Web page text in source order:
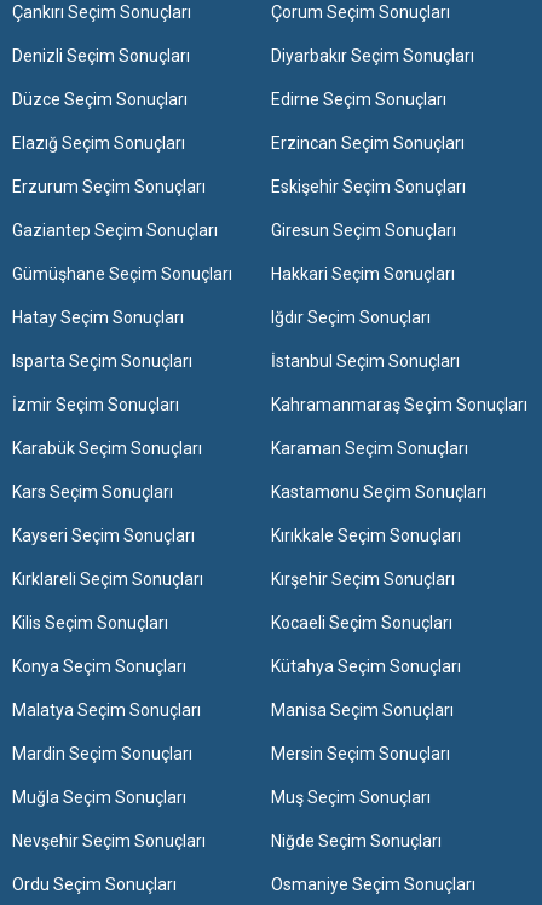
Çankırı Seçim Sonuçları Çorum Seçim Sonuçları
Denizli Seçim Sonuçları Diyarbakır Seçim Sonuçları
Düzce Seçim Sonuçları Edirne Seçim Sonuçları
Elazığ Seçim Sonuçları Erzincan Seçim Sonuçları
Erzurum Seçim Sonuçları Eskişehir Seçim Sonuçları
Gaziantep Seçim Sonuçları Giresun Seçim Sonuçları
Gümüşhane Seçim Sonuçları Hakkari Seçim Sonuçları
Hatay Seçim Sonuçları Iğdır Seçim Sonuçları
Isparta Seçim Sonuçları İstanbul Seçim Sonuçları
İzmir Seçim Sonuçları Kahramanmaraş Seçim Sonuçları
Karabük Seçim Sonuçları Karaman Seçim Sonuçları
Kars Seçim Sonuçları Kastamonu Seçim Sonuçları
Kayseri Seçim Sonuçları Kırıkkale Seçim Sonuçları
Kırklareli Seçim Sonuçları Kırşehir Seçim Sonuçları
Kilis Seçim Sonuçları Kocaeli Seçim Sonuçları
Konya Seçim Sonuçları Kütahya Seçim Sonuçları
Malatya Seçim Sonuçları Manisa Seçim Sonuçları
Mardin Seçim Sonuçları Mersin Seçim Sonuçları
Muğla Seçim Sonuçları Muş Seçim Sonuçları
Nevşehir Seçim Sonuçları Niğde Seçim Sonuçları
Ordu Seçim Sonuçları Osmaniye Seçim Sonuçları